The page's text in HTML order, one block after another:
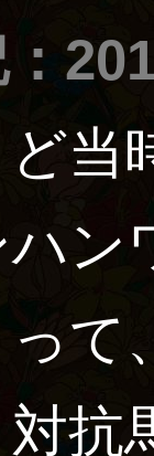
：
当
ン
て
抗